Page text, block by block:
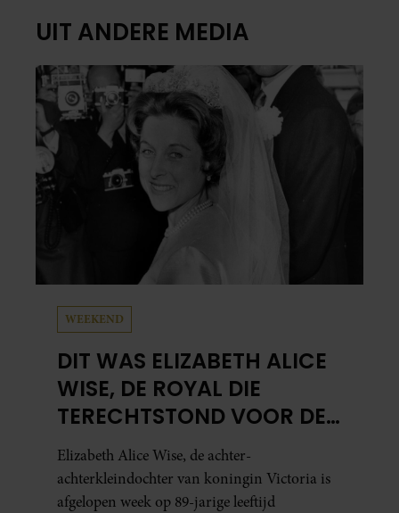
UIT ANDERE MEDIA
WEEKEND
DIT WAS ELIZABETH ALICE
WISE, DE ROYAL DIE
TERECHTSTOND VOOR DE
DOOD VAN HAAR BABY
Elizabeth Alice Wise, de achter-
achterkleindochter van koningin Victoria is
afgelopen week op 89-jarige leeftijd